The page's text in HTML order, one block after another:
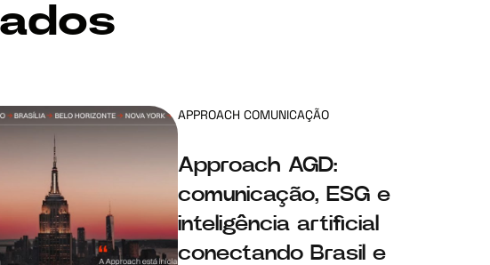
APPROACH COMUNICAÇÃO
Approach AGD:
comunicação, ESG e
inteligência artificial
conectando Brasil e